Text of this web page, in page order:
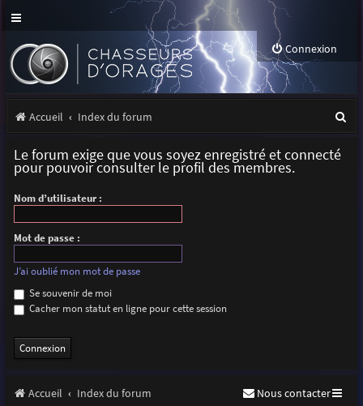
Connexion
Accueil Index du forum
Le forum exige que vous soyez enregistré et connecté
pour pouvoir consulter le profil des membres.
Nom d’utilisateur :
Mot de passe :
J’ai oublié mon mot de passe
Se souvenir de moi
Cacher mon statut en ligne pour cette session
Accueil Index du forum Nous contacter